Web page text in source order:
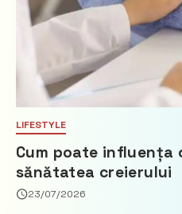
LIFESTYLE
Cum poate influența
sănătatea creierului
23/07/2026